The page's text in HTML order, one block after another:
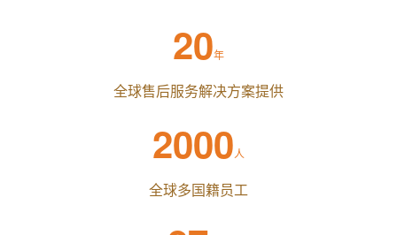
20年
全球售后服务解决方案提供
2000人
全球多国籍员工